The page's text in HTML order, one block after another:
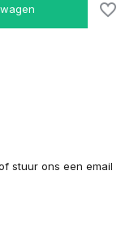
stuur ons een email